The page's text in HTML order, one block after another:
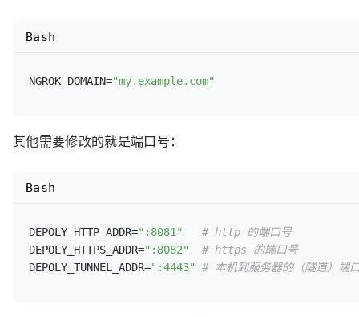
NGROK_DOMAIN="my.example.com"
Bash
其他需要修改的就是端口号：
DEPOLY_HTTP_ADDR=":8081"
# http 的端口号
DEPOLY_HTTPS_ADDR=":8082"
# https 的端口号
DEPOLY_TUNNEL_ADDR=":4443" # 本机到服务器的（隧道）端
Bash